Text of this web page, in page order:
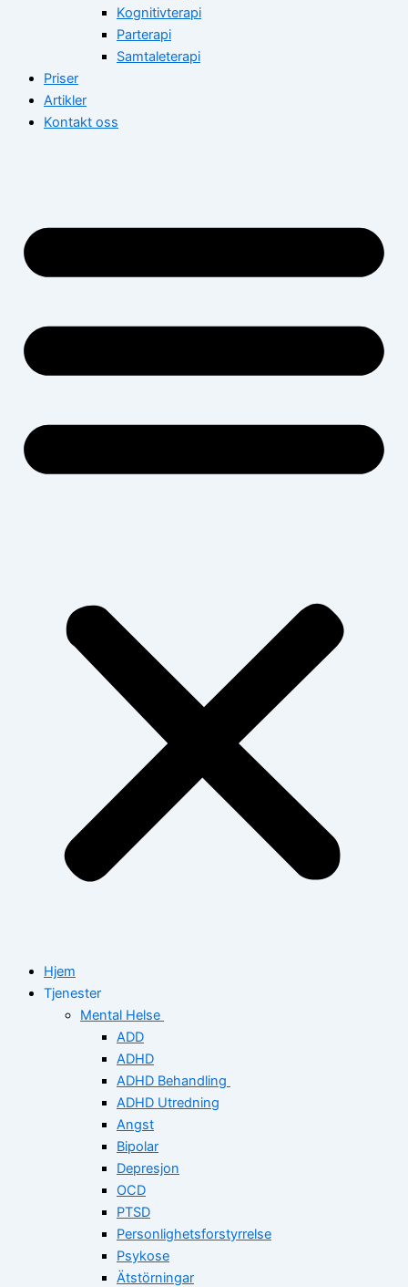
Kognitivterapi
Parterapi
Samtaleterapi
Priser
Artikler
Kontakt oss
Hjem
Tjenester
Mental Helse
ADD
ADHD
ADHD Behandling
ADHD Utredning
Angst
Bipolar
Depresjon
OCD
PTSD
Personlighetsforstyrrelse
Psykose
Ätstörningar